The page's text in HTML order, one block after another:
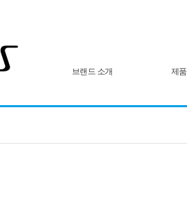
브랜드 소개 제